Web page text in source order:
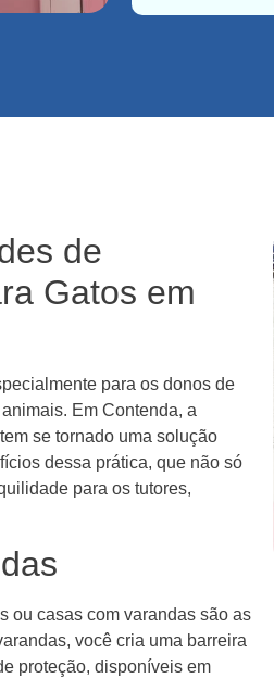
de
Gatos em
para os donos de
Em Contenda, a
se tornado uma solução
dessa prática, que não só
para os tutores,
ou casas com varandas são as
você cria uma barreira
proteção, disponíveis em